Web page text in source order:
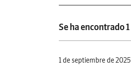
Se ha encontrado
1 de septiembre de 2025